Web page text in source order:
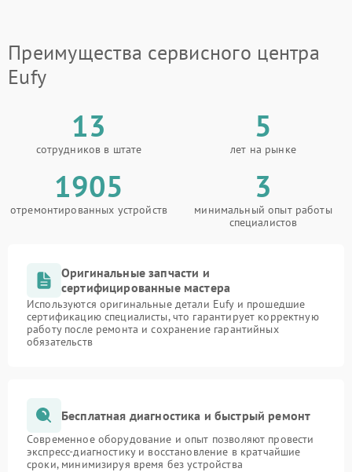
Преимущества сервисного центра
Eufy
13
сотрудников в штате
5
лет на рынке
1905
отремонтированных устройств
3
минимальный опыт работы
специалистов
Оригинальные запчасти и
сертифицированные мастера
Используются оригинальные детали Eufy и прошедшие
сертификацию специалисты, что гарантирует корректную
работу после ремонта и сохранение гарантийных
обязательств
Бесплатная диагностика и быстрый ремонт
Современное оборудование и опыт позволяют провести
экспресс-диагностику и восстановление в кратчайшие
сроки, минимизируя время без устройства